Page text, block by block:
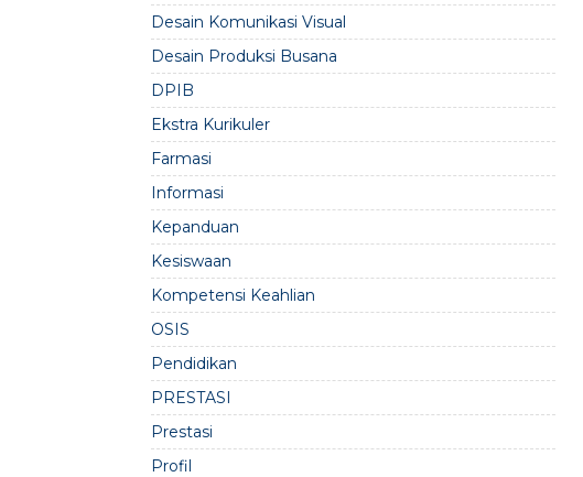
Desain Komunikasi Visual
Desain Produksi Busana
DPIB
Ekstra Kurikuler
Farmasi
Informasi
Kepanduan
Kesiswaan
Kompetensi Keahlian
OSIS
Pendidikan
PRESTASI
Prestasi
Profil